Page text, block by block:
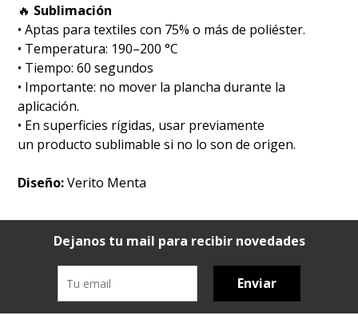
🔥 Sublimación
•⁠ ⁠Aptas para textiles con 75% o más de poliéster.
•⁠ ⁠Temperatura: 190–200 °C
•⁠ ⁠Tiempo: 60 segundos
•⁠ ⁠Importante: no mover la plancha durante la
aplicación.
• En superficies rígidas, usar previamente
un producto sublimable si no lo son de origen.
Diseño:Verito Menta
Dejanos tu mail para recibir novedades
Enviar